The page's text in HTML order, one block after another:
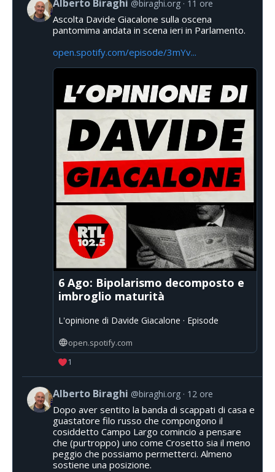
Alberto Biraghi @biraghi.org 11 ore
Ascolta Davide Giacalone sulla oscena
pantomima andata in scena ieri in Parlamento.
open.spotify.com/episode/3mYv...
6 Ago: Bipolarismo decomposto e
imbroglio maturità
L'opinione di Davide Giacalone · Episode
open.spotify.com
1
Alberto Biraghi @biraghi.org 12 ore
Dopo aver sentito la banda di scappati di casa e
guastatore filo russo che compongono il
cosiddetto Campo Largo comincio a pensare
che (purtroppo) uno come Crosetto sia il meno
peggio che possiamo permetterci. Almeno
sostiene una posizione.